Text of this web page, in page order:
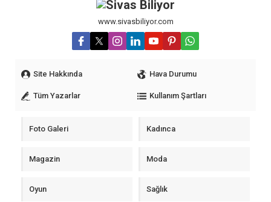
www.sivasbiliyor.com
Site Hakkında Hava Durumu
Tüm Yazarlar Kullanım Şartları
Foto Galeri Kadınca
Magazin Moda
Oyun Sağlık